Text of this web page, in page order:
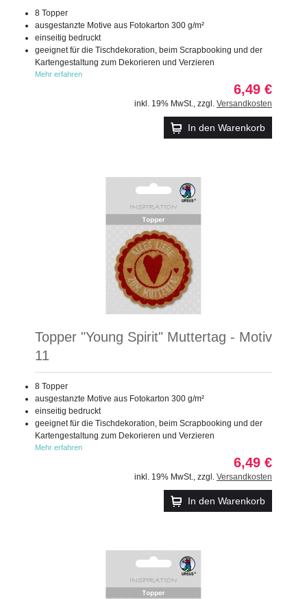
8 Topper
ausgestanzte Motive aus Fotokarton 300 g/m²
einseitig bedruckt
geeignet für die Tischdekoration, beim Scrapbooking und der
Kartengestaltung zum Dekorieren und Verzieren
Mehr erfahren
6,49 €
inkl. 19% MwSt. zzgl. Versandkosten
In den Warenkorb
Topper "Young Spirit" Muttertag - Motiv
11
8 Topper
ausgestanzte Motive aus Fotokarton 300 g/m²
einseitig bedruckt
geeignet für die Tischdekoration, beim Scrapbooking und der
Kartengestaltung zum Dekorieren und Verzieren
Mehr erfahren
6,49 €
inkl. 19% MwSt. zzgl. Versandkosten
In den Warenkorb